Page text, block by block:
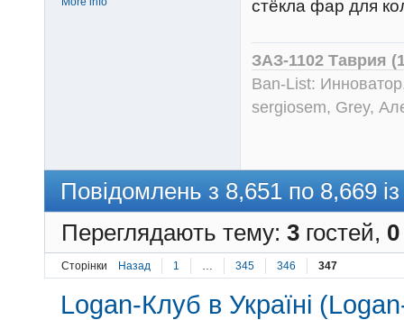
стёкла фар для
ЗАЗ-1102 Таврия
Ban-List:
sergiosem, Grey,
Повідомлень з 8,651 по 8,669
Переглядають тему: 3 гостей, 0
Сторінки Назад 1 345 346 347
Logan-Клуб в Україні